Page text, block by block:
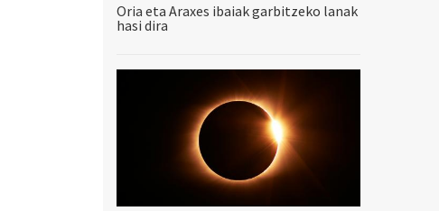
Oria eta Araxes ibaiak garbitzeko lanak
hasi dira